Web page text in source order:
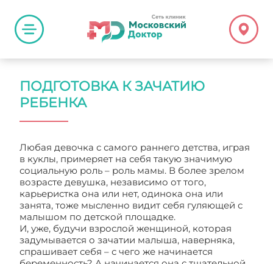
ПОДГОТОВКА К ЗАЧАТИЮ
РЕБЕНКА
Любая девочка с самого раннего детства, играя
в куклы, примеряет на себя такую значимую
социальную роль – роль мамы. В более зрелом
возрасте девушка, независимо от того,
карьеристка она или нет, одинока она или
занята, тоже мысленно видит себя гуляющей с
малышом по детской площадке.
И, уже, будучи взрослой женщиной, которая
задумывается о зачатии малыша, наверняка,
спрашивает себя – с чего же начинается